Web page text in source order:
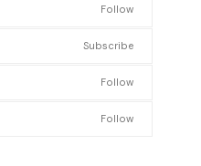
Follow
Subscribe
Follow
Follow